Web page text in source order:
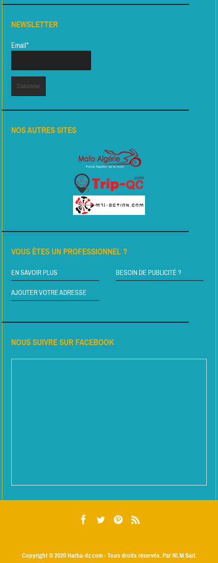
NEWSLETTER
Email*
NOS AUTRES SITES
VOUS ÊTES UN PROFESSIONNEL ?
EN SAVOIR PLUS BESOIN DE PUBLICITÉ ?
AJOUTER VOTRE ADRESSE
NOUS SUIVRE SUR FACEBOOK
Copyright © 2020Harba-dz.com- Tous droits réservés. Par NLM Sarl.